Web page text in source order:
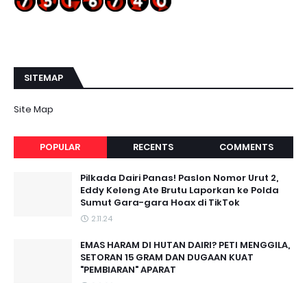
SITEMAP
Site Map
POPULAR RECENTS COMMENTS
Pilkada Dairi Panas! Paslon Nomor Urut 2,
Eddy Keleng Ate Brutu Laporkan ke Polda
Sumut Gara-gara Hoax di TikTok
2.11.24
EMAS HARAM DI HUTAN DAIRI? PETI MENGGILA,
SETORAN 15 GRAM DAN DUGAAN KUAT
"PEMBIARAN" APARAT